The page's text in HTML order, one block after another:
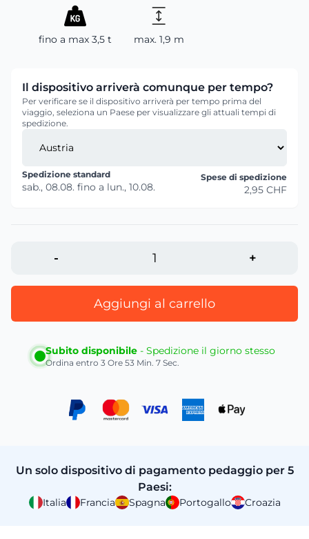
fino a max 3,5 t max. 1,9 m
Il dispositivo arriverà comunque per tempo?
Per verificare se il dispositivo arriverà per tempo prima del
viaggio, seleziona un Paese per visualizzare gli attuali tempi di
spedizione.
Spedizione standard
sab., 08.08. fino a lun., 10.08.
Spese di spedizione
2,95 CHF
- +
Aggiungi al carrello
Subito disponibile - Spedizione il giorno stesso
Ordina entro 3 Ore 53 Min. 6 Sec.
Un solo dispositivo di pagamento pedaggio per 5
Paesi:
Italia Francia Spagna Portogallo Croazia